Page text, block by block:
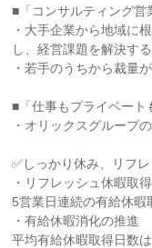
■「コンサルティング営
・大手企業から地域に
し、経営課題を解決す
・若手のうちから裁量
■「仕事もプライベート
・オリックスグループ
✅しっかり休み、リフレ
・リフレッシュ休暇取
5営業日連続の有給休暇
・有給休暇消化の推進
平均有給休暇取得日数